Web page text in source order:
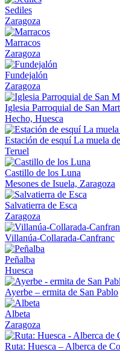
Sediles
Zaragoza
Marracos
Zaragoza
Fundejalón
Zaragoza
Iglesia Parroquial de San
Hecho, Huesca
Estación de esquí La muela
Teruel
Castillo de los Luna
Mesones de Isuela, Zaragoza
Salvatierra de Esca
Zaragoza
Villanúa-Collarada-Canfranc
Peñalba
Huesca
Ayerbe – ermita de San Pablo
Albeta
Zaragoza
Ruta: Huesca – Alberca de